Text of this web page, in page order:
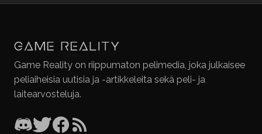
Game Reality on riippumaton pelimedia, joka julkaisee
peliaiheisia uutisia ja -artikkeleita sekä peli- ja
laitearvosteluja.